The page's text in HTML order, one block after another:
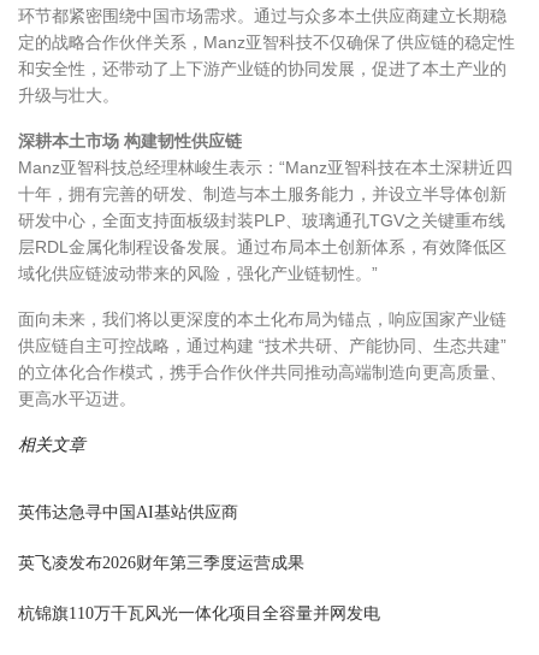
环节都紧密围绕中国市场需求。通过与众多本土供应商建立长期稳
定的战略合作伙伴关系，Manz亚智科技不仅确保了供应链的稳定性
和安全性，还带动了上下游产业链的协同发展，促进了本土产业的
升级与壮大。
深耕本土市场 构建韧性供应链
Manz亚智科技总经理林峻生表示：“Manz亚智科技在本土深耕近四
十年，拥有完善的研发、制造与本土服务能力，并设立半导体创新
研发中心，全面支持面板级封装PLP、玻璃通孔TGV之关键重布线
层RDL金属化制程设备发展。通过布局本土创新体系，有效降低区
域化供应链波动带来的风险，强化产业链韧性。”
面向未来，我们将以更深度的本土化布局为锚点，响应国家产业链
供应链自主可控战略，通过构建 “技术共研、产能协同、生态共建”
的立体化合作模式，携手合作伙伴共同推动高端制造向更高质量、
更高水平迈进。
相关文章
英伟达急寻中国AI基站供应商
英飞凌发布2026财年第三季度运营成果
杭锦旗110万千瓦风光一体化项目全容量并网发电